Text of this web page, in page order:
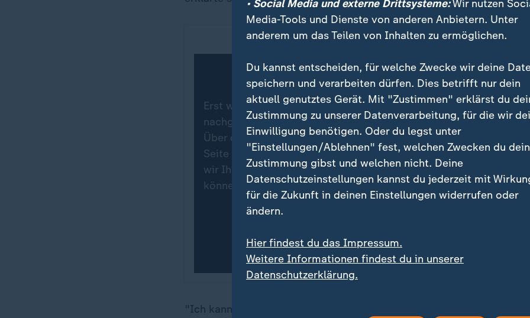
Ein Klick für den Datenschutz
Erst wenn Sie hier klicken, werden Bilder und andere Daten von X
nachgeladen. Ihre IP-Adresse wird dabei an externe Server von
Über den Datenschutz dieses Social Media-Anbieters können Sie
Seite von X informieren. Um Ihre künftigen Besuche zu
wir Ihre Zustimmung in denDatenschutzeinstellungen
können Sie im Bereich „Meine News“ jederzeit widerrufen.
Datenschutzeinstellungen anpassen
"Ich kann nur sagen, dass es bedauerlich ist, dass er nicht dieselbe
• Social Media und externe Drittsysteme:Wir nutzen
Media-Tools und Dienste von anderen Anbietern. Unter
anderem um das Teilen von Inhalten zu ermöglichen.
Du kannst entscheiden, für welche Zwecke wir deine
speichern und verarbeiten dürfen. Dies betrifft nur dein
aktuell genutztes Gerät. Mit "Zustimmen" erklärst du
Zustimmung zu unserer Datenverarbeitung, für die wir
Einwilligung benötigen. Oder du legst unter
"Einstellungen/Ablehnen" fest, welchen Zwecken du
Zustimmung gibst und welchen nicht. Deine
Datenschutzeinstellungen kannst du jederzeit mit
für die Zukunft in deinen Einstellungen widerrufen oder
ändern.
Hier findest du das Impressum.
Weitere Informationen findest du in unserer
Datenschutzerklärung.